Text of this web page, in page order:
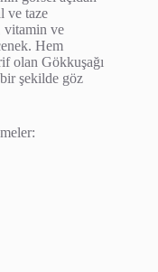
ve taze
vitamin ve
Hem
olan Gökkuşağı
bir şekilde göz